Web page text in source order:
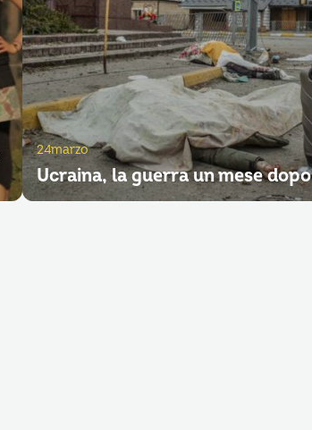
24marzo
Ucraina, la guerra un mese dopo